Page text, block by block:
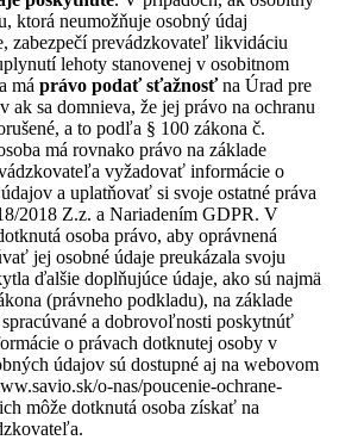
ktorá neumožňuje osobný údaj
zabezpečí prevádzkovateľ likvidáciu
lehoty stanovenej v osobitnom
má právo podať sťažnosťna Úrad pre
ak sa domnieva, že jej právo na ochranu
a to podľa § 100 zákona č.
má rovnako právo na základe
vyžadovať informácie o
a uplatňovať si svoje ostatné práva
2018 Z.z. a Nariadením GDPR. V
osoba právo, aby oprávnená
jej osobné údaje preukázala svoju
ďalšie doplňujúce údaje, ako sú najmä
(právneho podkladu), na základe
a dobrovoľnosti poskytnúť
o právach dotknutej osoby v
údajov sú dostupné aj na webovom
o-nas/poucenie-ochrane-
môže dotknutá osoba získať na